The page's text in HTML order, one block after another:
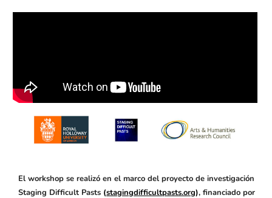
El workshop se realizó en el marco del proyecto de investigación
Staging Difficult Pasts (stagingdifficultpasts.org), financiado por